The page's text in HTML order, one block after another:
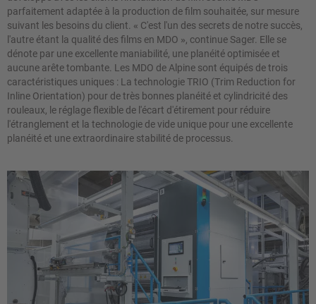
parfaitement adaptée à la production de film souhaitée, sur mesure
suivant les besoins du client. « C'est l'un des secrets de notre succès,
l'autre étant la qualité des films en MDO », continue Sager. Elle se
dénote par une excellente maniabilité, une planéité optimisée et
aucune arête tombante. Les MDO de Alpine sont équipés de trois
caractéristiques uniques : La technologie TRIO (Trim Reduction for
Inline Orientation) pour de très bonnes planéité et cylindricité des
rouleaux, le réglage flexible de l'écart d'étirement pour réduire
l'étranglement et la technologie de vide unique pour une excellente
planéité et une extraordinaire stabilité de processus.